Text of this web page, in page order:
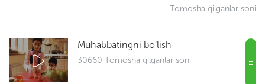
Tomosha qilganlar soni
Muhabbatingni bo'lish
30660 Tomosha qilganlar soni